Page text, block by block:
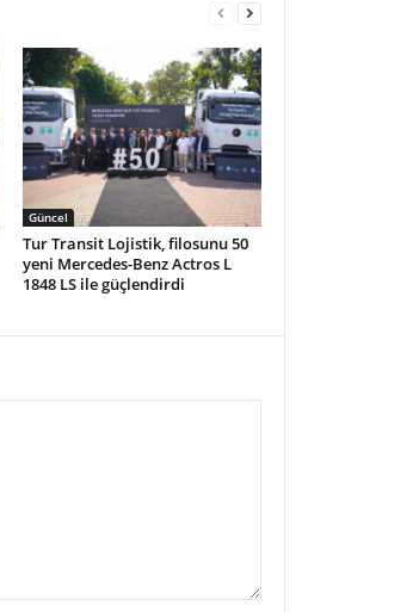
Güncel
Tur Transit Lojistik, filosunu 50
yeni Mercedes-Benz Actros L
1848 LS ile güçlendirdi